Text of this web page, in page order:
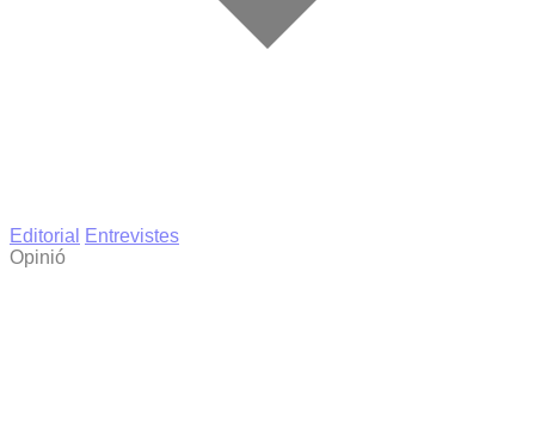
Editorial
Entrevistes
Opinió